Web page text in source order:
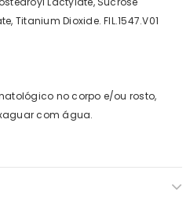
Titanium Dioxide. FIL.1547.V01
no corpo e/ou rosto,
com água.